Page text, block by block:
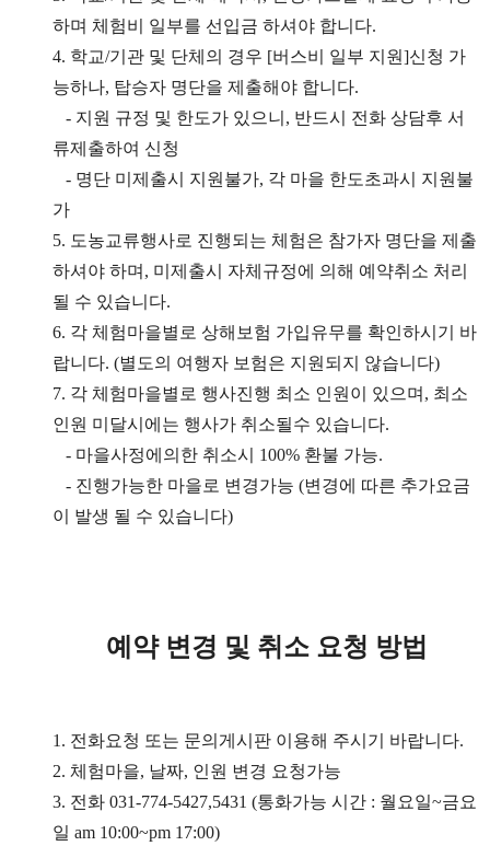
하며 체험비 일부를 선입금 하셔야 합니다.
4. 학교/기관 및 단체의 경우 [버스비 일부 지원]신청 가
능하나, 탑승자 명단을 제출해야 합니다.
- 지원 규정 및 한도가 있으니, 반드시 전화 상담후 서
류제출하여 신청
- 명단 미제출시 지원불가, 각 마을 한도초과시 지원불
가
5. 도농교류행사로 진행되는 체험은 참가자 명단을 제출
하셔야 하며, 미제출시 자체규정에 의해 예약취소 처리
될 수 있습니다.
6. 각 체험마을별로 상해보험 가입유무를 확인하시기 바
랍니다. (별도의 여행자 보험은 지원되지 않습니다)
7. 각 체험마을별로 행사진행 최소 인원이 있으며, 최소
인원 미달시에는 행사가 취소될수 있습니다.
- 마을사정에의한 취소시 100% 환불 가능.
- 진행가능한 마을로 변경가능 (변경에 따른 추가요금
이 발생 될 수 있습니다)
예약 변경 및 취소 요청 방법
1. 전화요청 또는 문의게시판 이용해 주시기 바랍니다.
2. 체험마을, 날짜, 인원 변경 요청가능
3. 전화 031-774-5427,5431 (통화가능 시간 : 월요일~금요
일 am 10:00~pm 17:00)